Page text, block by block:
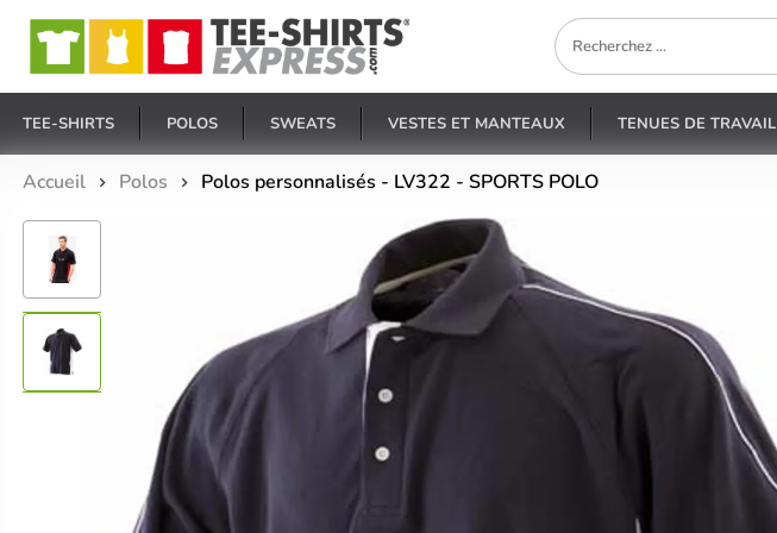
TEE-SHIRTS POLOS SWEATS VESTES ET MANTEAUX TENUES DE TRAVAIL
Accueil Polos Polos personnalisés - LV322 - SPORTS POLO